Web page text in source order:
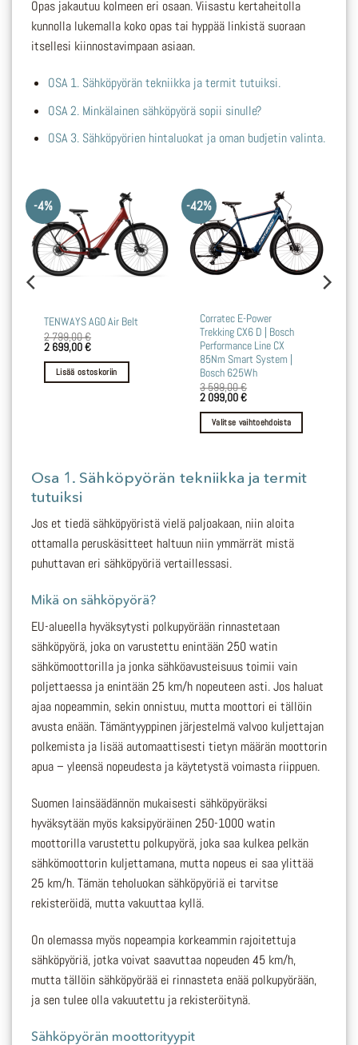
Opas jakautuu kolmeen eri osaan. Viisastu kertaheitolla
kunnolla lukemalla koko opas tai hyppää linkistä suoraan
itsellesi kiinnostavimpaan asiaan.
OSA 1. Sähköpyörän tekniikka ja termit tutuiksi.
OSA 2. Minkälainen sähköpyörä sopii sinulle?
OSA 3. Sähköpyörien hintaluokat ja oman budjetin valinta.
-4%
TENWAYS AGO Air Belt
2 799,00€
Alkuperäinen
oli:
2 699,00€Nykyinen
on:
2
Lisää ostoskoriin
-42%
Corratec E-Power
Trekking CX6 D | Bosch
Performance Line CX
85Nm Smart System |
Bosch 625Wh
3 599,00€
Alkuperäinen
oli:
2 099,00€Nykyinen
on:
2
Valitse vaihtoehdoista
Tällä
tuotteella
on
useampi
muunnelma.
Voit
tehdä
valinnat
Osa 1. Sähköpyörän tekniikka ja termit
tutuiksi
Jos et tiedä sähköpyöristä vielä paljoakaan, niin aloita
ottamalla peruskäsitteet haltuun niin ymmärrät mistä
puhuttavan eri sähköpyöriä vertaillessasi.
Mikä on sähköpyörä?
EU-alueella hyväksytysti polkupyörään rinnastetaan
sähköpyörä, joka on varustettu enintään 250 watin
sähkömoottorilla ja jonka sähköavusteisuus toimii vain
poljettaessa ja enintään 25 km/h nopeuteen asti. Jos haluat
ajaa nopeammin, sekin onnistuu, mutta moottori ei tällöin
avusta enään. Tämäntyyppinen järjestelmä valvoo kuljettajan
polkemista ja lisää automaattisesti tietyn määrän moottorin
apua – yleensä nopeudesta ja käytetystä voimasta riippuen.
Suomen lainsäädännön mukaisesti sähköpyöräksi
hyväksytään myös kaksipyöräinen 250-1000 watin
moottorilla varustettu polkupyörä, joka saa kulkea pelkän
sähkömoottorin kuljettamana, mutta nopeus ei saa ylittää
25 km/h. Tämän teholuokan sähköpyöriä ei tarvitse
rekisteröidä, mutta vakuuttaa kyllä.
On olemassa myös nopeampia korkeammin rajoitettuja
sähköpyöriä, jotka voivat saavuttaa nopeuden 45 km/h,
mutta tällöin sähköpyörää ei rinnasteta enää polkupyörään,
ja sen tulee olla vakuutettu ja rekisteröitynä.
Sähköpyörän moottorityypit